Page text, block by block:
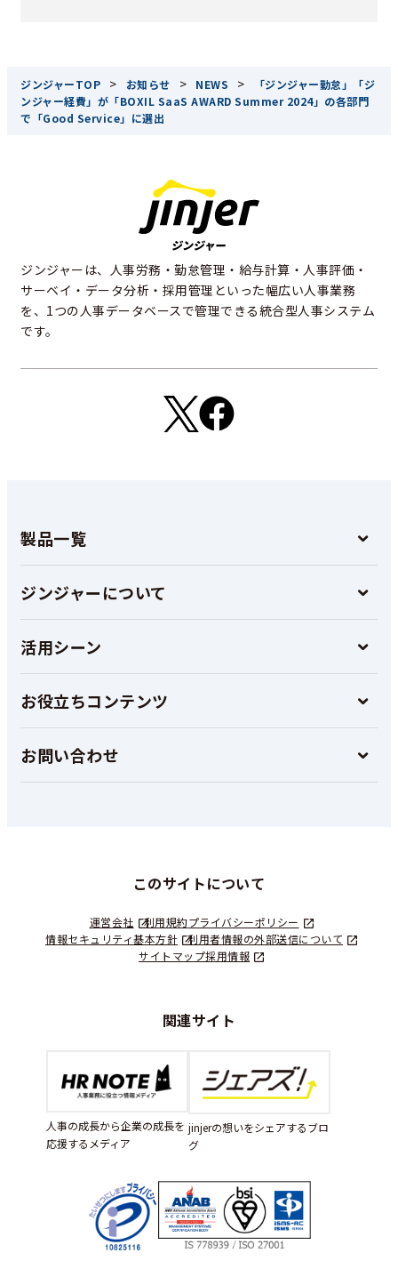
ジンジャーTOP > お知らせ > NEWS >
「ジンジャー勤怠」「ジ
ンジャー経費」が「BOXIL SaaS AWARD Summer 2024」の各部門
で「Good Service」に選出
ジンジャーは、人事労務・勤怠管理・給与計算・人事評価・
サーベイ・データ分析・採用管理といった幅広い人事業務
を、1つの人事データベースで管理できる統合型人事システム
です。
製品一覧
ジンジャーについて
活用シーン
お役立ちコンテンツ
お問い合わせ
このサイトについて
運営会社 利用規約プライバシーポリシー
情報セキュリティ基本方針
利用者情報の外部送信について
サイトマップ採用情報
関連サイト
人事の成長から企業の成長を
応援するメディア
jinjerの想いをシェアするブロ
グ